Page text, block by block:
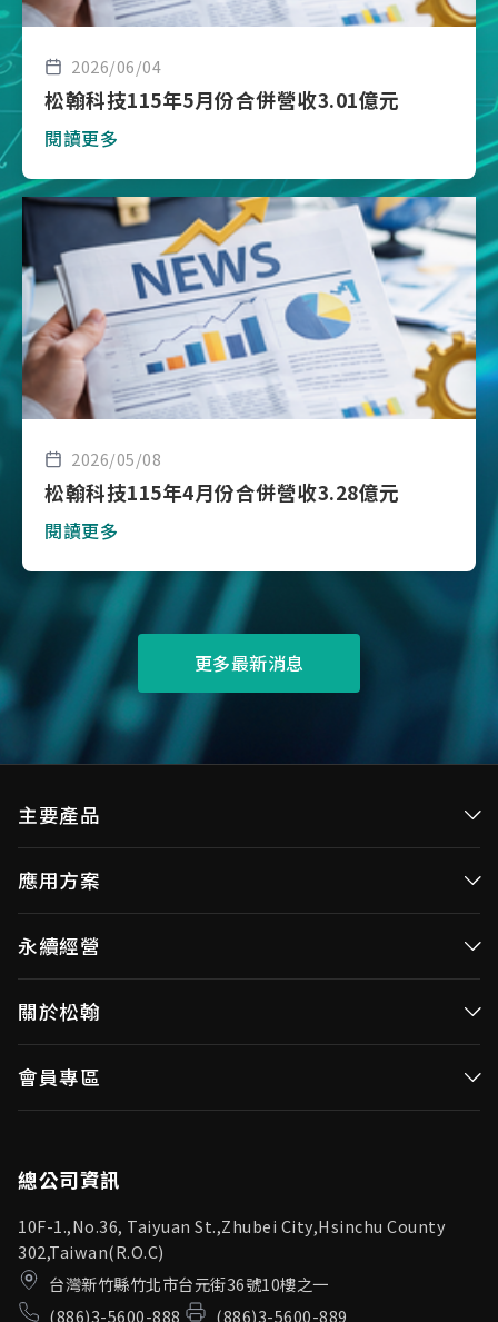
2026/06/04
松翰科技115年5月份合併營收3.01億元
閱讀更多
2026/05/08
松翰科技115年4月份合併營收3.28億元
閱讀更多
更多最新消息
主要產品
視訊/影像控制器
無線視頻傳輸
OID產品(Optical ID)
應用方案
視訊／影像控制器
無線視頻傳輸
永續經營
投資人專區
利害關係人
關於松翰
會員專區
總公司資訊
10F-1.,No.36, Taiyuan St.,Zhubei City,Hsinchu County
302,Taiwan(R.O.C)
台灣新竹縣竹北市台元街36號10樓之一
(886)3-5600-888
(886)3-5600-889